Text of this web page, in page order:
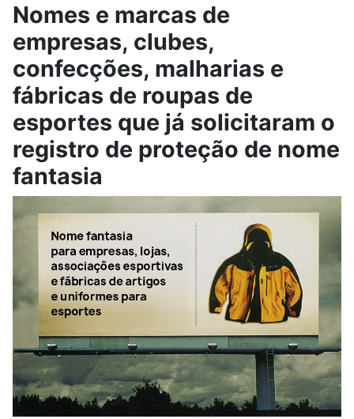
Nomes e marcas de
empresas, clubes,
confecções, malharias e
fábricas de roupas de
esportes que já solicitaram o
registro de proteção de nome
fantasia